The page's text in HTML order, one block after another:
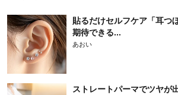
貼るだけセルフケア「耳つ
期待できる...
あおい
ストレートパーマでツヤが